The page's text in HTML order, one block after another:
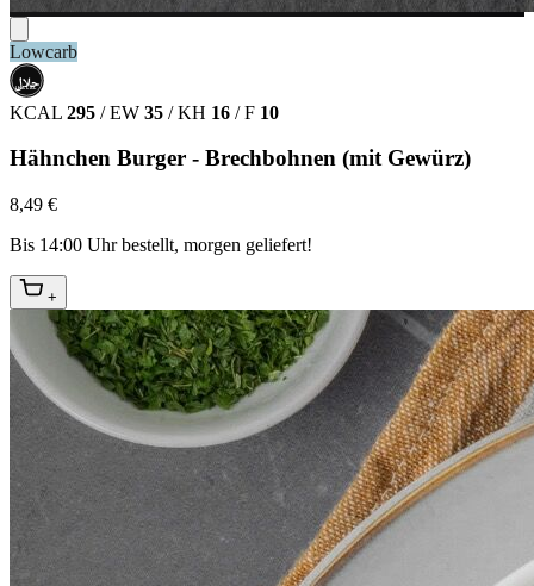
Lowcarb
حلال
HALAL
KCAL 295 / EW 35 / KH 16 / F 10
Hähnchen Burger - Brechbohnen (mit Gewürz)
8,49 €
Bis 14:00 Uhr bestellt, morgen geliefert!
+